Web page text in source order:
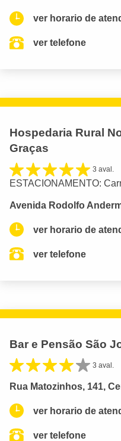
ver horario de
ver telefone
Hospedaria Rural
Graças
3 aval.
ESTACIONAMENTO:
Avenida Rodolfo
ver horario de
ver telefone
Bar e Pensão São
3 aval.
Rua Matozinhos, 141,
ver horario de
ver telefone